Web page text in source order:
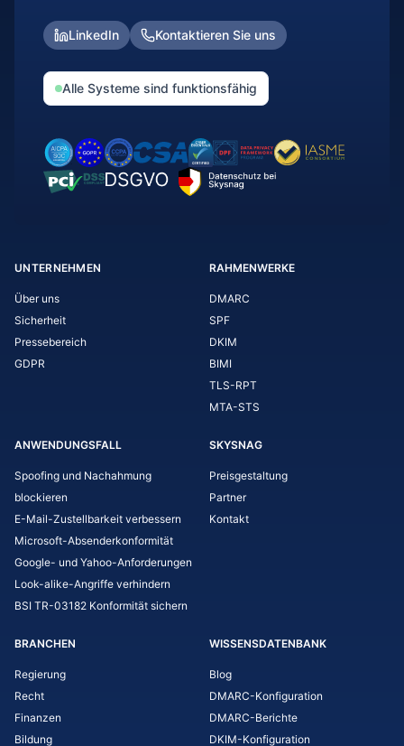
LinkedIn Kontaktieren Sie uns
Alle Systeme sind funktionsfähig
UNTERNEHMEN
Über uns
Sicherheit
Pressebereich
GDPR
RAHMENWERKE
DMARC
SPF
DKIM
BIMI
TLS-RPT
MTA-STS
ANWENDUNGSFALL
Spoofing und Nachahmung
blockieren
E-Mail-Zustellbarkeit verbessern
Microsoft-Absenderkonformität
Google- und Yahoo-Anforderungen
Look-alike-Angriffe verhindern
BSI TR-03182 Konformität sichern
SKYSNAG
Preisgestaltung
Partner
Kontakt
BRANCHEN
Regierung
Recht
Finanzen
Bildung
WISSENSDATENBANK
Blog
DMARC-Konfiguration
DMARC-Berichte
DKIM-Konfiguration